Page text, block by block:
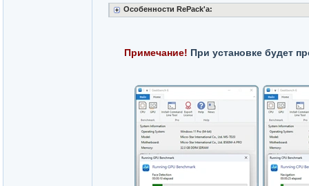
Особенности RePack'a:
Примечание! При установке будет